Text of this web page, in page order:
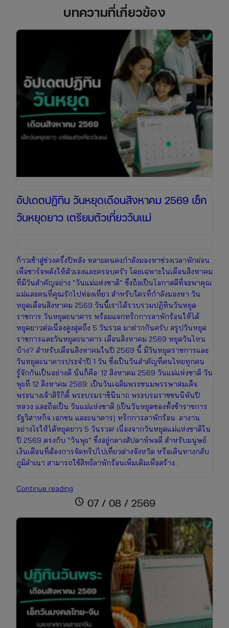
บทความที่เกี่ยวข้อง
อัปเดตปฏิทิน วันหยุดเดือนสิงหาคม 2569 เช็ก
วันหยุดยาว เตรียมตัวเที่ยววันแม่
ก้าวเข้าสู่ช่วงครึ่งปีหลัง หลายคนคงกำลังมองหาช่วงเวลาพักผ่อน
เพื่อชาร์จพลังให้ตัวเองและครอบครัว โดยเฉพาะในเดือนสิงหาคม
ที่มีวันสำคัญอย่าง “วันแม่แห่งชาติ” ซึ่งถือเป็นโอกาสดีที่จะพาคุณ
แม่และคนที่คุณรักไปท่องเที่ยว สำหรับใครที่กำลังมองหา วัน
หยุดเดือนสิงหาคม 2569 วันนี้เราได้รวบรวมปฏิทินวันหยุด
ราชการ วันหยุดธนาคาร พร้อมแจกทริกการลาพักร้อนให้ได้
หยุดยาวต่อเนื่องสูงสุดถึง 5 วันรวด มาฝากกันครับ สรุปวันหยุด
ราชการและวันหยุดธนาคาร เดือนสิงหาคม 2569 หยุดวันไหน
บ้าง? สำหรับเดือนสิงหาคมในปี 2569 นี้ มีวันหยุดราชการและ
วันหยุดธนาคารประจำปี 1 วัน ซึ่งเป็นวันสำคัญที่คนไทยทุกคน
รู้จักกันเป็นอย่างดี นั่นก็คือ: 12 สิงหาคม 2569 วันแม่แห่งชาติ วัน
พุธที่ 12 สิงหาคม 2569: เป็นวันเฉลิมพระชนมพรรษาสมเด็จ
พระนางเจ้าสิริกิติ์ พระบรมราชินีนาถ พระบรมราชชนนีพันปี
หลวง และถือเป็น วันแม่แห่งชาติ (เป็นวันหยุดของทั้งข้าราชการ
รัฐวิสาหกิจ เอกชน และธนาคาร) ทริกการลาพักร้อน: ลางาน
อย่างไรให้ได้หยุดยาว 5 วันรวด! เนื่องจากวันหยุดแม่แห่งชาติใน
ปี 2569 ตรงกับ “วันพุธ” ซึ่งอยู่กลางสัปดาห์พอดี สำหรับมนุษย์
เงินเดือนที่ต้องการจัดทริปไปเที่ยวต่างจังหวัด หรือเดินทางกลับ
ภูมิลำเนา สามารถใช้สิทธิลาพักร้อนเพิ่มเติมเพื่อสร้าง…
Continue reading
ปฏิทิน
วัน
หยุด
ยาว
เตรียม
ตัว
schedule 07 / 08 / 2569